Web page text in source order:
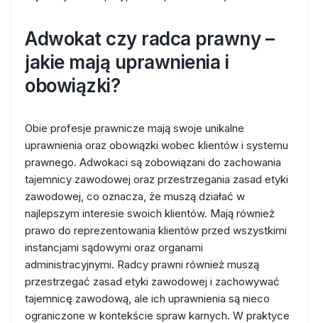
Adwokat czy radca prawny –
jakie mają uprawnienia i
obowiązki?
Obie profesje prawnicze mają swoje unikalne
uprawnienia oraz obowiązki wobec klientów i systemu
prawnego. Adwokaci są zobowiązani do zachowania
tajemnicy zawodowej oraz przestrzegania zasad etyki
zawodowej, co oznacza, że muszą działać w
najlepszym interesie swoich klientów. Mają również
prawo do reprezentowania klientów przed wszystkimi
instancjami sądowymi oraz organami
administracyjnymi. Radcy prawni również muszą
przestrzegać zasad etyki zawodowej i zachowywać
tajemnicę zawodową, ale ich uprawnienia są nieco
ograniczone w kontekście spraw karnych. W praktyce